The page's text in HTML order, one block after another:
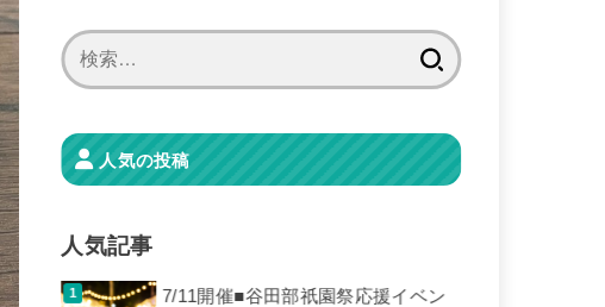
人気の投稿
人気記事
7/11開催■谷田部祇園祭応援イベン